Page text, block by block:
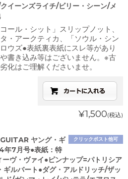
イーンズライチ/ビリー・シーン/メ
ール・シット」スリップノット、
・アークティカ、「ソウル・シン
ウズ●表紙裏表紙にスレ等があり
書き込み等はございません。※古
化はご理解くださいませ。
¥1,500(税込)
クリックポスト他可
ヤング・ギ
年7月号●表紙：特
ーヴ・ヴァイ●ピンナップ=パトリシア
ギルバート●ダグ・アルドリッチ/ザッ